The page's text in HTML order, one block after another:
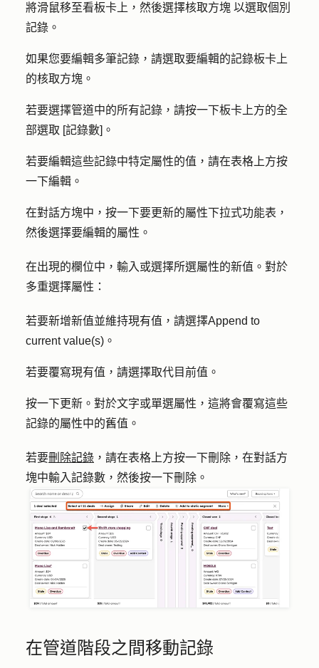
將滑鼠移至看板卡上，然後選擇核取方塊 以選取個別
記錄。
如果您要編輯多筆記錄，請選取要編輯的記錄板卡上
的核取方塊 。
若要選擇管道中的所有記錄，請按一下板卡上方的全
部選取 [記錄數] 。
若要編輯這些記錄中特定屬性的值，請在表格上方按
一下編輯 。
在對話方塊中，按一下要更新的屬性下拉式功能表，
然後選擇要編輯的屬性 。
在出現的欄位中，輸入或選擇所選屬性的新值 。對於
多重選擇屬性：
若要新增新值並維持現有值，請選擇Append to
current value(s) 。
若要覆寫現有值，請選擇取代目前值 。
按一下更新 。對於文字或單選屬性，這將會覆寫這些
記錄的屬性中的舊值。
若要刪除記錄 ，請在表格上方按一下刪除 ，在對話方
塊中輸入記錄數 ，然後按一下刪除 。
在管道階段之間移動記錄